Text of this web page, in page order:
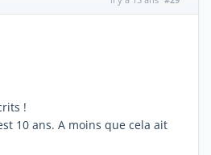
!
10 ans. A moins que cela ait